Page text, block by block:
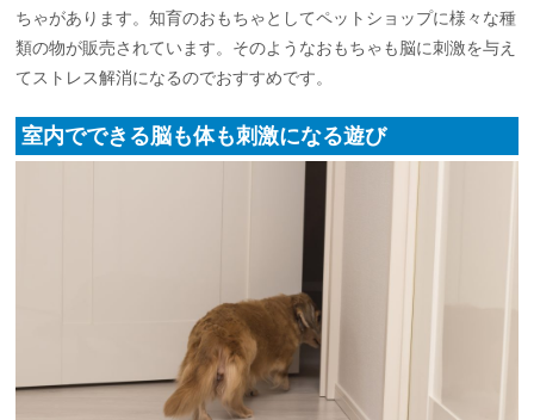
ちゃがあります。知育のおもちゃとしてペットショップに様々な種
類の物が販売されています。そのようなおもちゃも脳に刺激を与え
てストレス解消になるのでおすすめです。
室内でできる脳も体も刺激になる遊び